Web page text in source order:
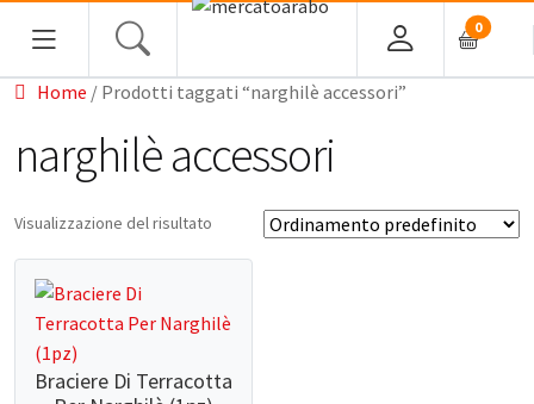
0
ALIMENTARI
COSMESI
PROFUMI ARABI
SOUK
Home / Prodotti taggati “narghilè accessori”
narghilè accessori
Visualizzazione del risultato
Braciere Di Terracotta